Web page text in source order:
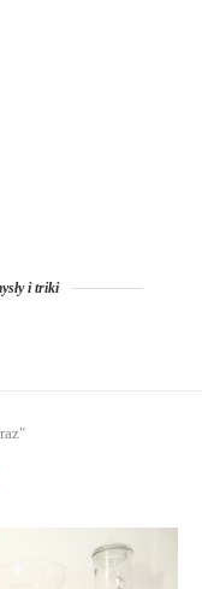
i triki